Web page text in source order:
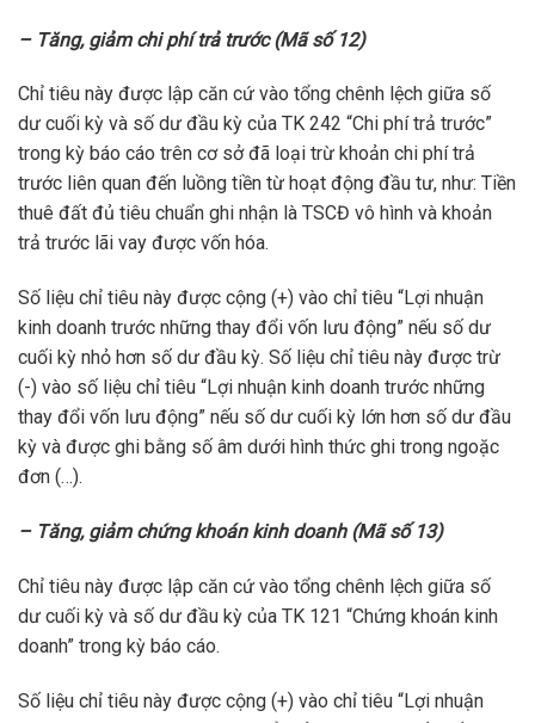
– Tăng, giảm chi phí trả trước (Mã số 12)
Chỉ tiêu này được lập căn cứ vào tổng chênh lệch giữa số
dư cuối kỳ và số dư đầu kỳ của TK 242 “Chi phí trả trước”
trong kỳ báo cáo trên cơ sở đã loại trừ khoản chi phí trả
trước liên quan đến luồng tiền từ hoạt động đầu tư, như: Tiền
thuê đất đủ tiêu chuẩn ghi nhận là TSCĐ vô hình và khoản
trả trước lãi vay được vốn hóa.
Số liệu chỉ tiêu này được cộng (+) vào chỉ tiêu “Lợi nhuận
kinh doanh trước những thay đổi vốn lưu động” nếu số dư
cuối kỳ nhỏ hơn số dư đầu kỳ. Số liệu chỉ tiêu này được trừ
(-) vào số liệu chỉ tiêu “Lợi nhuận kinh doanh trước những
thay đổi vốn lưu động” nếu số dư cuối kỳ lớn hơn số dư đầu
kỳ và được ghi bằng số âm dưới hình thức ghi trong ngoặc
đơn (…).
– Tăng, giảm chứng khoán kinh doanh (Mã số 13)
Chỉ tiêu này được lập căn cứ vào tổng chênh lệch giữa số
dư cuối kỳ và số dư đầu kỳ của TK 121 “Chứng khoán kinh
doanh” trong kỳ báo cáo.
Số liệu chỉ tiêu này được cộng (+) vào chỉ tiêu “Lợi nhuận